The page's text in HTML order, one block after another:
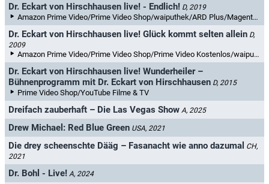
Dr. Eckart von Hirschhausen live! - Endlich! D, 2019
Amazon Prime Video/Prime Video Shop/waiputhek/ARD Plus/MagentaTV+/MySpass
Dr. Eckart von Hirschhausen live! Glück kommt selten allein D,
2009
Amazon Prime Video/Prime Video Shop/Prime Video Kostenlos/waiputhek/ARD Plus/MagentaTV+
Dr. Eckart von Hirschhausen live! Wunderheiler –
Bühnenprogramm mit Dr. Eckart von Hirschhausen D, 2015
Prime Video Shop/YouTube Filme & TV
Dreifach zauberhaft – Die Las Vegas Show A, 2025
Drew Michael: Red Blue Green USA, 2021
Die drey scheenschte Dääg – Fasanacht wie anno dazumal CH,
2021
Dr. Bohl - Live! A, 2024